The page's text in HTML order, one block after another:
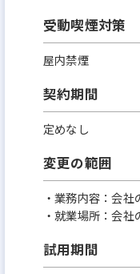
受動喫煙対策
屋内禁煙
契約期間
定めなし
変更の範囲
・業務内容：会
・就業場所：会
試用期間